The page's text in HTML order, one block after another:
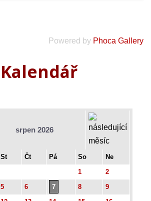
Powered by Phoca Gallery
Kalendář
srpen 2026
St Čt Pá So
Ne
1
2
5 6 7 8
9